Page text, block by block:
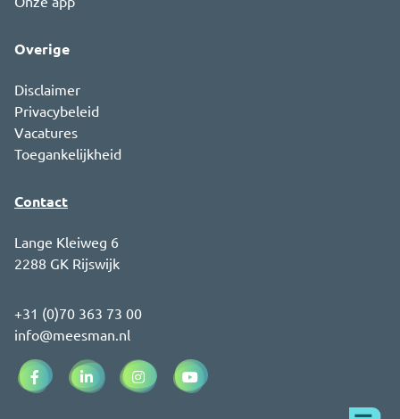
Overige
Disclaimer
Privacybeleid
Vacatures
Toegankelijkheid
Contact
Lange Kleiweg 6
2288 GK Rijswijk
+31 (0)70 363 73 00
info@meesman.nl
Facebook (opent in een nieuw venster)
LinkedIn (opent in een nieuw venster)
Instagram (opent in een nieuw venster)
YouTube (opent in een nieuw